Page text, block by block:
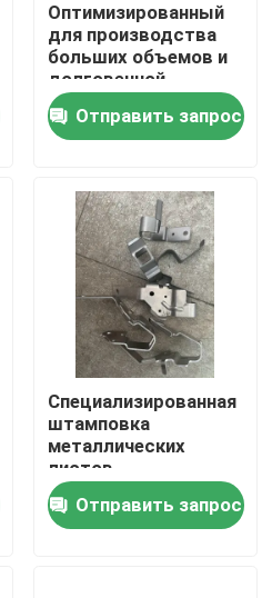
Оптимизированный
для производства
больших объемов и
долговечной
производительности
в металлообработке
Отправить запрос
Специализированная
штамповка
металлических
листов,
предназначенная для
производства
больших объемов,
Отправить запрос